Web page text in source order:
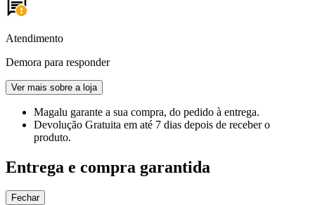
Atendimento
Demora para responder
Ver mais sobre a loja
Magalu garante a sua compra, do pedido à entrega.
Devolução Gratuita em até 7 dias depois de receber o
produto.
Entrega e compra garantida
Fechar